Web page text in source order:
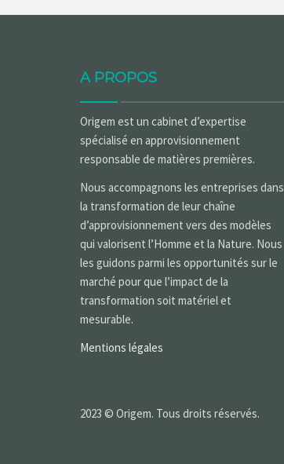
A PROPOS
Origem est un cabinet d’expertise
spécialisé en approvisionnement
responsable de matières premières.
Nous accompagnons les entreprises dans
la transformation de leur chaîne
d’approvisionnement vers des modèles
qui valorisent l’Homme et la Nature. Nous
les guidons parmi les opportunités sur le
marché pour que l’impact de la
transformation soit matériel et
mesurable.
Mentions légales
2023 © Origem. Tous droits réservés.